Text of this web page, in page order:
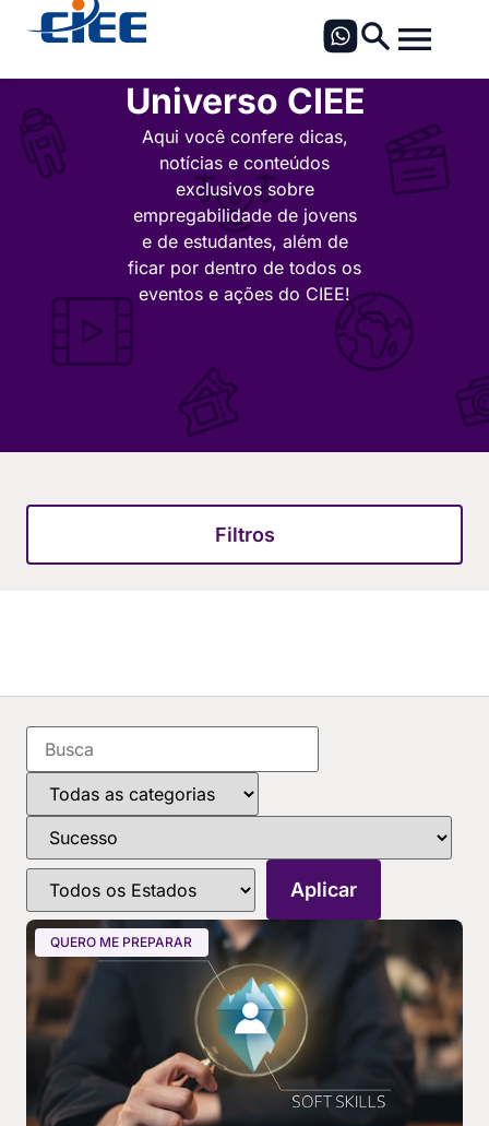
Universo CIEE
Aqui você confere dicas,
notícias e conteúdos
exclusivos sobre
empregabilidade de jovens
e de estudantes, além de
ficar por dentro de todos os
eventos e ações do CIEE!
Filtros
QUERO ME PREPARAR